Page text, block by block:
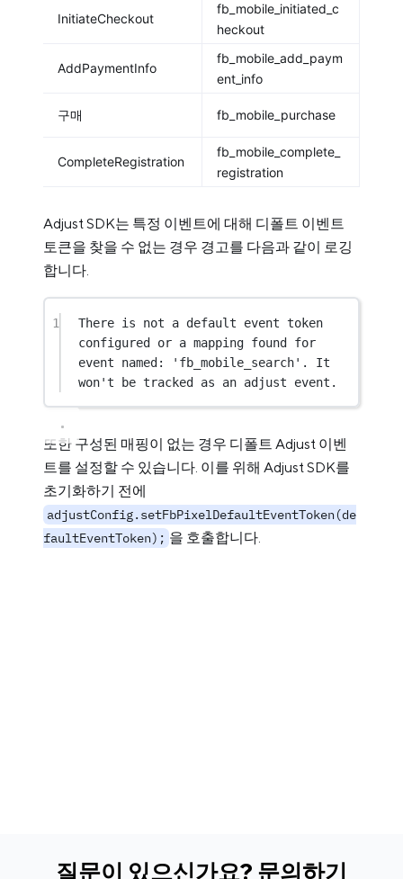
InitiateCheckout
fb_mobile_initiated_c
heckout
AddPaymentInfo
fb_mobile_add_paym
ent_info
구매 fb_mobile_purchase
CompleteRegistration
fb_mobile_complete_
registration
Adjust SDK는 특정 이벤트에 대해 디폴트 이벤트
토큰을 찾을 수 없는 경우 경고를 다음과 같이 로깅
합니다.
1
There is not a default event token
configured or a mapping found for
event named: 'fb_mobile_search'. It
won't be tracked as an adjust event.
또한 구성된 매핑이 없는 경우 디폴트 Adjust 이벤
트를 설정할 수 있습니다. 이를 위해 Adjust SDK를
초기화하기 전에
adjustConfig.setFbPixelDefaultEventToken(de
faultEventToken); 을 호출합니다.
질문이 있으신가요? 문의하기